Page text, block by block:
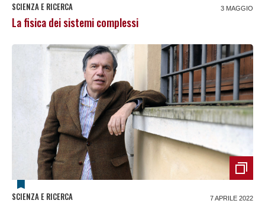
SCIENZA E RICERCA 3 MAGGIO
La fisica dei sistemi complessi
SCIENZA E RICERCA 7 APRILE 2022